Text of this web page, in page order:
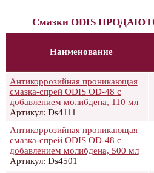
Смазки ODIS
Наименование
Антикоррозийная проникающая
смазка-спрей ODIS OD-48 с
добавлением молибдена, 110 мл
Артикул: Ds4111
Антикоррозийная проникающая
смазка-спрей ODIS OD-48 с
добавлением молибдена, 500 мл
Артикул: Ds4501